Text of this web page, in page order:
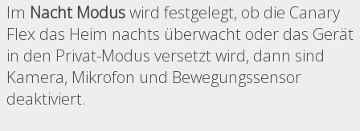
Im Nacht Moduswird festgelegt, ob die Canary
Flex das Heim nachts überwacht oder das Gerät
in den Privat-Modus versetzt wird, dann sind
Kamera, Mikrofon und Bewegungssensor
deaktiviert.